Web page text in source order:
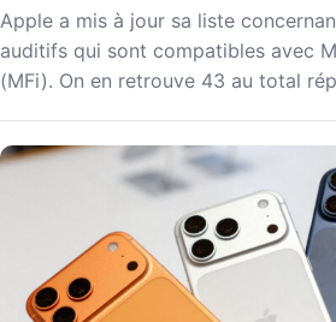
Apple a mis à jour sa liste
auditifs qui sont compatibles avec
(MFi). On en retrouve 43 au total